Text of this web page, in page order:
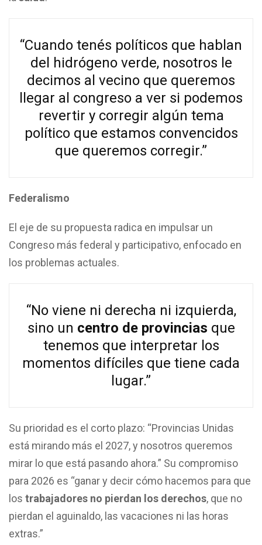
“Cuando tenés políticos que hablan
del hidrógeno verde, nosotros le
decimos al vecino que queremos
llegar al congreso a ver si podemos
revertir y corregir algún tema
político que estamos convencidos
que queremos corregir.”
Federalismo
El eje de su propuesta radica en impulsar un
Congreso más federal y participativo, enfocado en
los problemas actuales.
“No viene ni derecha ni izquierda,
sino un centro de provincias que
tenemos que interpretar los
momentos difíciles que tiene cada
lugar.”
Su prioridad es el corto plazo: “Provincias Unidas
está mirando más el 2027, y nosotros queremos
mirar lo que está pasando ahora.” Su compromiso
para 2026 es “ganar y decir cómo hacemos para que
los trabajadores no pierdan los derechos, que no
pierdan el aguinaldo, las vacaciones ni las horas
extras.”